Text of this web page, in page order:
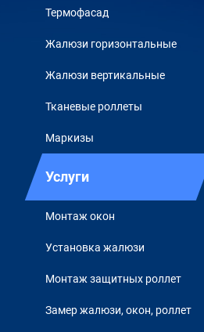
Термофасад
Жалюзи горизонтальные
Жалюзи вертикальные
Тканевые роллеты
Маркизы
Услуги
Монтаж окон
Установка жалюзи
Монтаж защитных роллет
Замер жалюзи, окон, роллет